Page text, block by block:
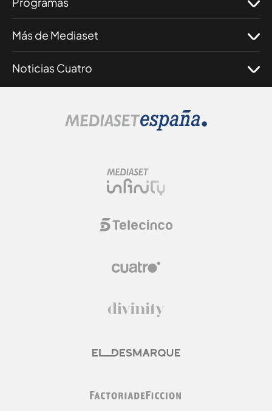
Más de Mediaset
Noticias Cuatro